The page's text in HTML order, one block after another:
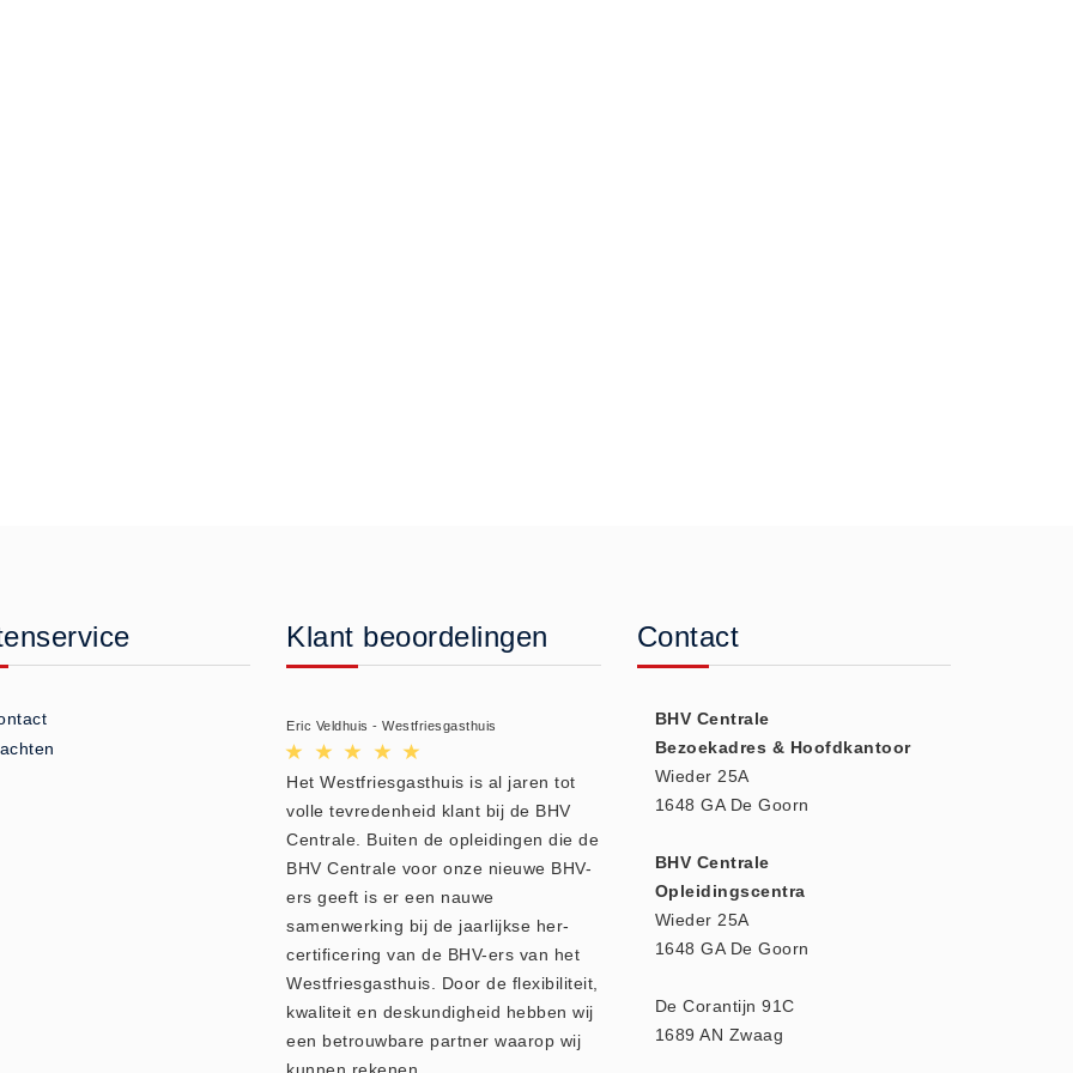
Klant beoordelingen
Eric Veldhuis - Westfriesgasthuis
Het Westfriesgasthuis is al jaren tot
volle tevredenheid klant bij de BHV
Centrale. Buiten de opleidingen die de
BHV Centrale voor onze nieuwe BHV-
ers geeft is er een nauwe
samenwerking bij de jaarlijkse her-
certificering van de BHV-ers van het
Westfriesgasthuis. Door de flexibiliteit,
kwaliteit en deskundigheid hebben wij
een betrouwbare partner waarop wij
Contact
BHV Centrale
Bezoekadres & Hoofdkantoor
Wieder 25A
1648 GA De Goorn
BHV Centrale
Opleidingscentra
Wieder 25A
1648 GA De Goorn
De Corantijn 91C
1689 AN Zwaag